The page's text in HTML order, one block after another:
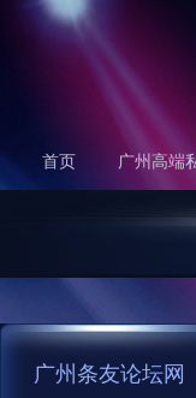
首页
广州条友论坛网